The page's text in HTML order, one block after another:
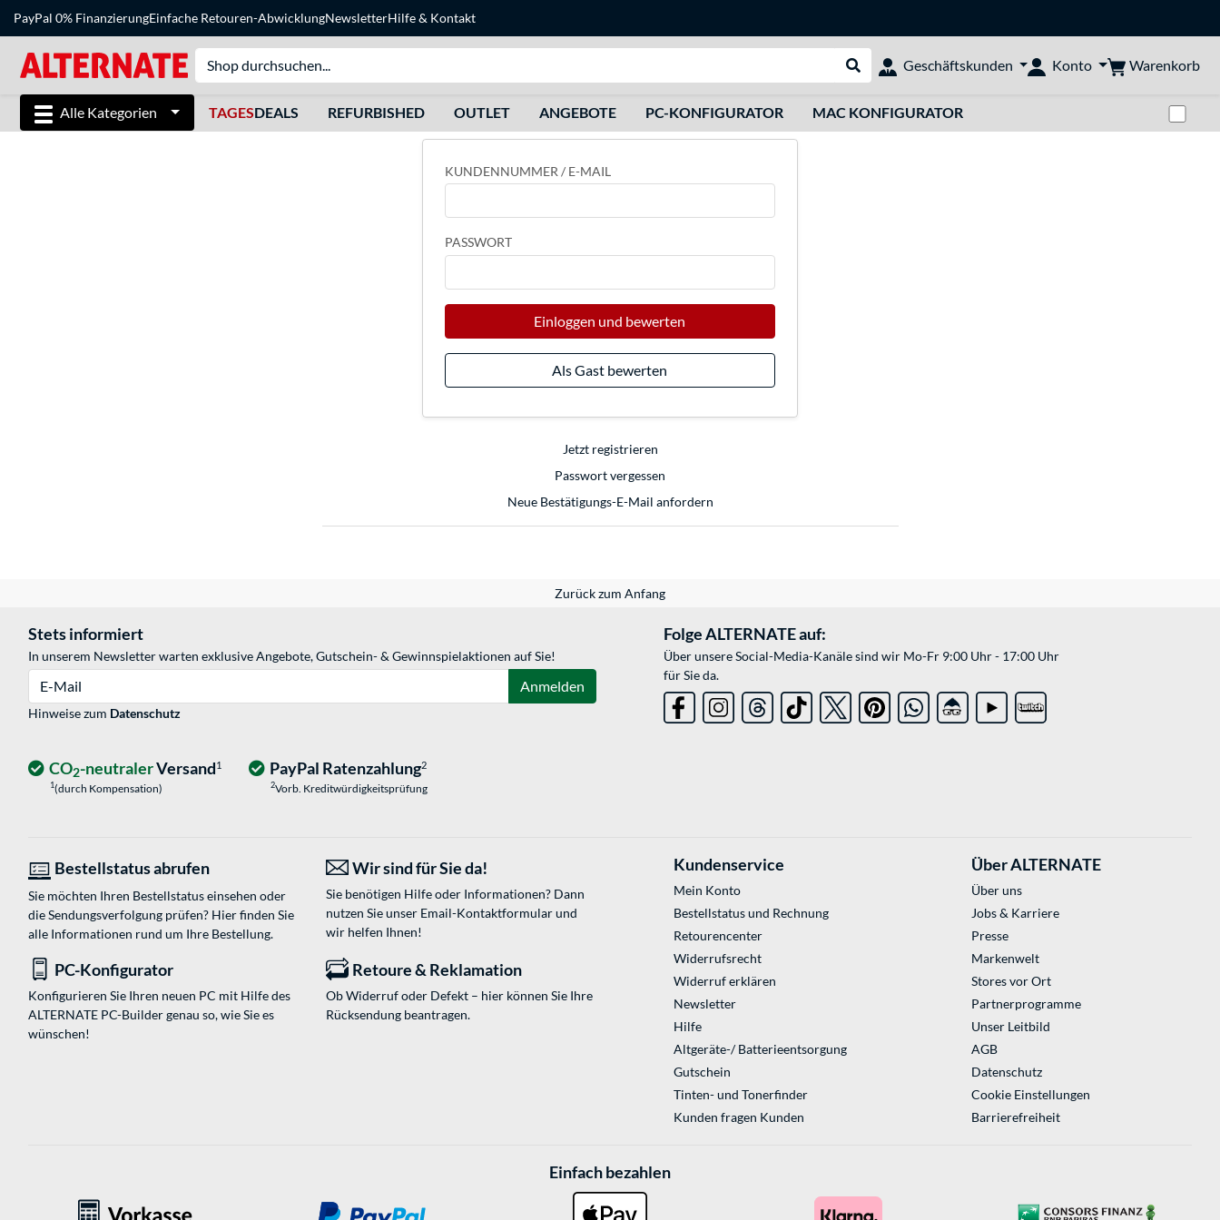
PayPal 0% FinanzierungEinfache Retouren-AbwicklungNewsletterHilfe& Kontakt
Suche durchführen
Geschäftskunden Konto Warenkorb
Alle Kategorien TAGESDEALS REFURBISHED OUTLET ANGEBOTE PC-KONFIGURATOR MAC KONFIGURATOR
KUNDENNUMMER / E-MAIL
PASSWORT
Einloggen und bewerten
Als Gast bewerten
Jetzt registrieren
Passwort vergessen
Neue Bestätigungs-E-Mail anfordern
Zurück zum Anfang
Stets informiert
In unserem Newsletter warten exklusive Angebote, Gutschein- & Gewinnspielaktionen auf Sie!
Anmelden
Hinweise zum Datenschutz
Folge ALTERNATE auf:
Über unsere Social-Media-Kanäle sind wir Mo-Fr 9:00 Uhr - 17:00 Uhr
für Sie da.
CO2-neutralerVersand1
1(durch Kompensation)
PayPal Ratenzahlung2
2Vorb. Kreditwürdigkeitsprüfung
Bestellstatus abrufen
Sie möchten Ihren Bestellstatus einsehen oder
die Sendungsverfolgung prüfen? Hier finden Sie
alle Informationen rund um Ihre Bestellung.
Wir sind für Sie da!
Sie benötigen Hilfe oder Informationen? Dann
nutzen Sie unser Email-Kontaktformularund
wir helfen Ihnen!
PC-Konfigurator
Konfigurieren Sie Ihren neuen PC mit Hilfe des
ALTERNATE PC-Builder genau so, wie Sie es
wünschen!
Retoure & Reklamation
Ob Widerruf oder Defekt – hier können Sie Ihre
Rücksendung beantragen.
Kundenservice
Mein Konto
Bestellstatus und Rechnung
Retourencenter
Widerrufsrecht
Widerruf erklären
Newsletter
Hilfe
Altgeräte-/ Batterieentsorgung
Gutschein
Tinten- und Tonerfinder
Kunden fragen Kunden
Über ALTERNATE
Über uns
Jobs & Karriere
Presse
Markenwelt
Stores vor Ort
Partnerprogramme
Unser Leitbild
AGB
Datenschutz
Cookie Einstellungen
Barrierefreiheit
Einfach bezahlen